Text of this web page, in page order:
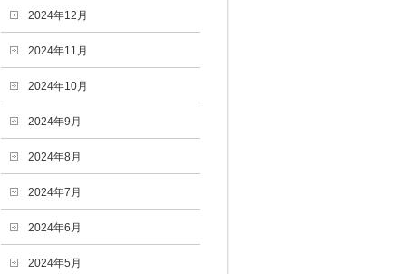
2024年12月
2024年11月
2024年10月
2024年9月
2024年8月
2024年7月
2024年6月
2024年5月